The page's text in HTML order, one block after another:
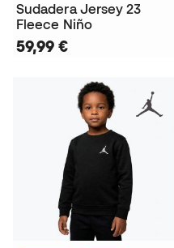
Sudadera Jersey 23
Fleece Niño
59,99 €